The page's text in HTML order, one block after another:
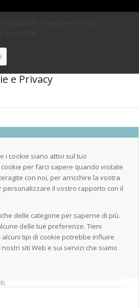
e Privacy
i cookie siano attivi sul tuo
per farci sapere quando visitate
con noi, per arricchire la vostra
il vostro rapporto con il
delle categorie per saperne di più.
delle tue preferenze. Tieni
alcuni tipi di cookie potrebbe influire
siti Web e sui servizi che siamo